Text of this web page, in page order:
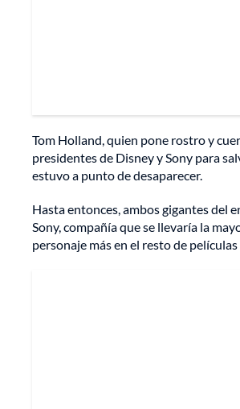
Tom Holland, quien pone rostro y
presidentes de Disney y Sony para
estuvo a punto de desaparecer.
Hasta entonces, ambos gigantes del
Sony, compañía que se llevaría la
personaje más en el resto de